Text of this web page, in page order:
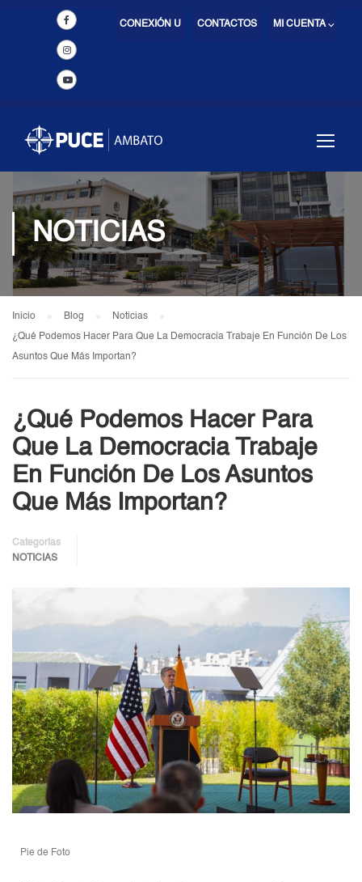
MI CUENTA ⌵
CONTACTOS
CONEXIÓN U
NOTICIAS
Inicio Blog Noticias
¿Qué Podemos Hacer Para Que La Democracia Trabaje En Función De Los
Asuntos Que Más Importan?
¿Qué Podemos Hacer Para
Que La Democracia Trabaje
En Función De Los Asuntos
Que Más Importan?
Categorías
NOTICIAS
Pie de Foto